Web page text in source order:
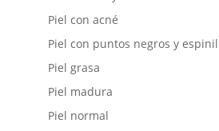
Piel con acné
Piel con puntos negros y
Piel grasa
Piel madura
Piel normal